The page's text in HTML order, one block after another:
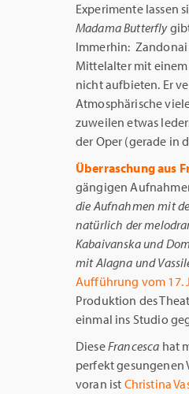
Experimente lassen
Madama Butterfly
Immerhin:
Mittelalter mit
nicht aufbieten. Er
Atmosphärische
zuweilen etwas
der Oper (gerade in
Überraschung aus
gängigen
die Aufnahmen mit
natürlich der
Kabaivanska und
mit Alagna und
Aufführung vom 17.
Produktion des
einmal ins Studio
DieseFrancesca hat
perfekt gesungenen
voran ist Christina